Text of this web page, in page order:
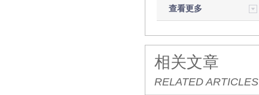
查看更多
相关文章
RELATED ARTICLES